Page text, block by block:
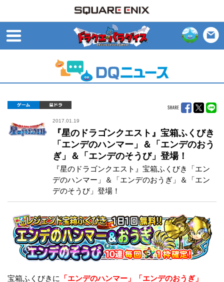
ゲーム
2017.01.19
『星のドラゴンクエスト』宝箱ふくびき
「エンデのハンマー」＆「エンデのおう
ぎ」＆「エンデのそうび」登場！
『星のドラゴンクエスト』宝箱ふくびき「エン
デのハンマー」＆「エンデのおうぎ」＆「エン
デのそうび」登場！
宝箱ふくびきに
「エンデのハンマー」「エンデのおうぎ」